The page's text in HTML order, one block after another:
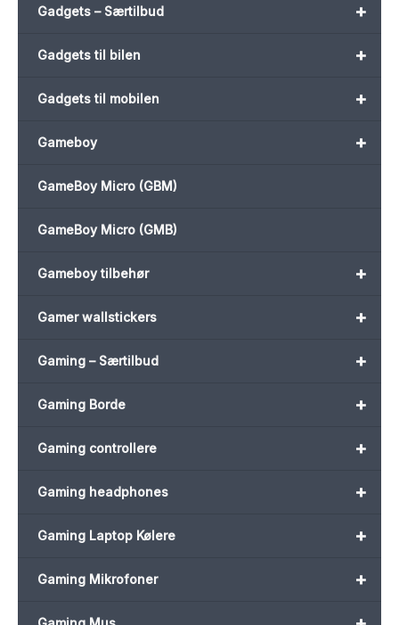
+
Gadgets – Særtilbud
+
Gadgets til bilen
+
Gadgets til mobilen
+
Gameboy
GameBoy Micro (GBM)
GameBoy Micro (GMB)
+
Gameboy tilbehør
+
Gamer wallstickers
+
Gaming – Særtilbud
+
Gaming Borde
+
Gaming controllere
+
Gaming headphones
+
Gaming Laptop Kølere
+
Gaming Mikrofoner